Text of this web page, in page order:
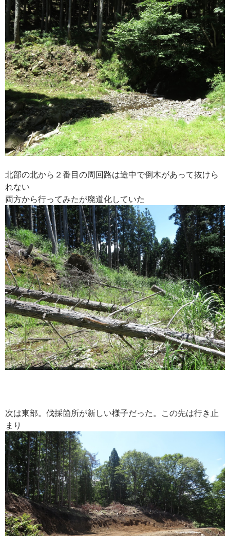
北部の北から２番目の周回路は途中で倒木があって抜けら
れない
両方から行ってみたが廃道化していた
次は東部。伐採箇所が新しい様子だった。この先は行き止
まり